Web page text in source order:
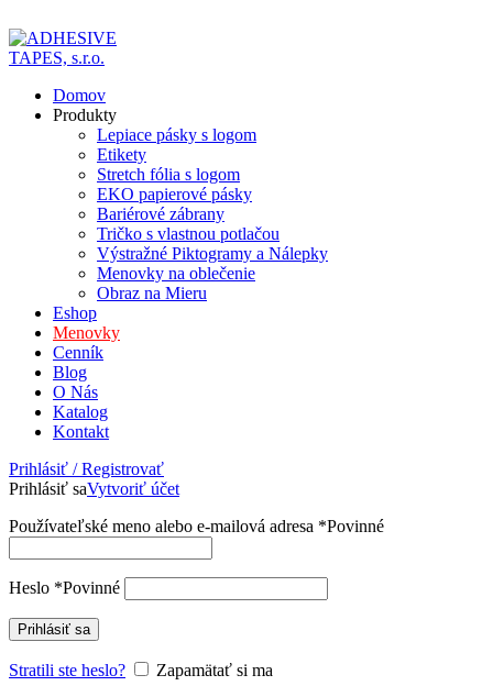
Domov
Produkty
Lepiace pásky s logom
Etikety
Stretch fólia s logom
EKO papierové pásky
Bariérové zábrany
Tričko s vlastnou potlačou
Výstražné Piktogramy a Nálepky
Menovky na oblečenie
Obraz na Mieru
Eshop
Menovky
Cenník
Blog
O Nás
Katalog
Kontakt
Prihlásiť / Registrovať
Prihlásiť saVytvoriť účet
Používateľské meno alebo e-mailová adresa *Povinné
Heslo *Povinné
Prihlásiť sa
Stratili ste heslo?
Zapamätať si ma